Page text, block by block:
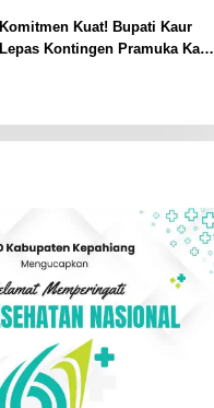
Komitmen Kuat! Bupati Kaur
Lepas Kontingen Pramuka Kaur